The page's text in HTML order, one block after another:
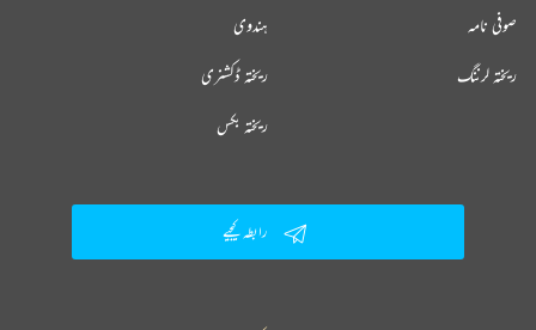
ہندوی صوفی نامہ
ریختہ ڈکشنری ریختہ لرننگ
ریختہ بکس
رابطہ کیجیے